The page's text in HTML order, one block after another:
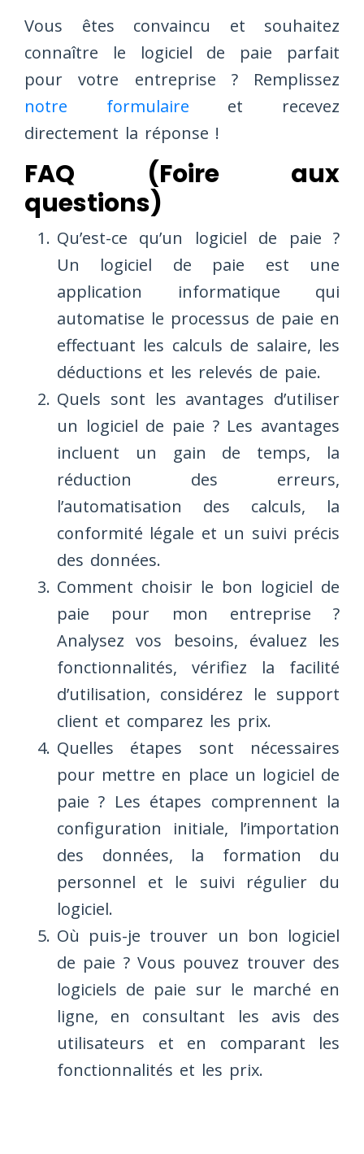
Vous êtes convaincu et souhaitez
connaître le logiciel de paie parfait
pour votre entreprise ? Remplissez
notre formulaire et recevez
directement la réponse !
FAQ (Foire aux
questions)
Qu’est-ce qu’un logiciel de paie ?
Un logiciel de paie est une
application informatique qui
automatise le processus de paie en
effectuant les calculs de salaire, les
déductions et les relevés de paie.
Quels sont les avantages d’utiliser
un logiciel de paie ? Les avantages
incluent un gain de temps, la
réduction des erreurs,
l’automatisation des calculs, la
conformité légale et un suivi précis
des données.
Comment choisir le bon logiciel de
paie pour mon entreprise ?
Analysez vos besoins, évaluez les
fonctionnalités, vérifiez la facilité
d’utilisation, considérez le support
client et comparez les prix.
Quelles étapes sont nécessaires
pour mettre en place un logiciel de
paie ? Les étapes comprennent la
configuration initiale, l’importation
des données, la formation du
personnel et le suivi régulier du
logiciel.
Où puis-je trouver un bon logiciel
de paie ? Vous pouvez trouver des
logiciels de paie sur le marché en
ligne, en consultant les avis des
utilisateurs et en comparant les
fonctionnalités et les prix.